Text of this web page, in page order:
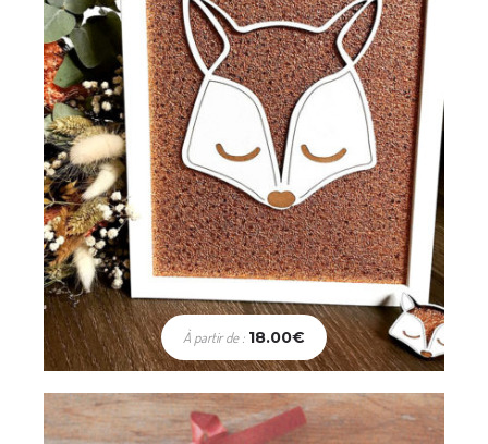
Choix des options
À partir de : 18.00€
Tambour Fleuri – 16 cm
24.00€